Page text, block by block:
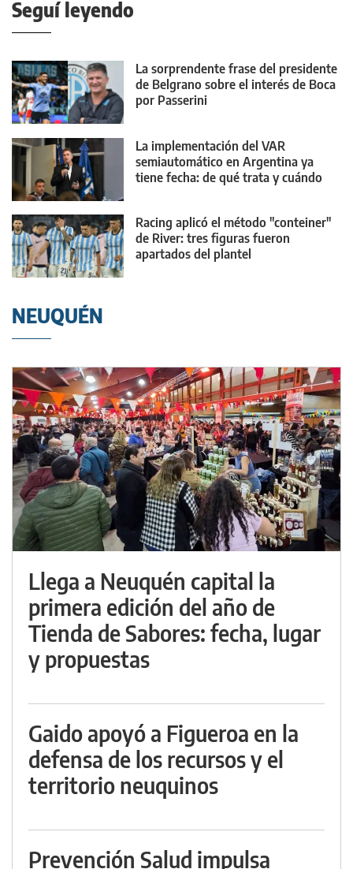
Seguí leyendo
La sorprendente frase del presidente
de Belgrano sobre el interés de Boca
por Passerini
La implementación del VAR
semiautomático en Argentina ya
tiene fecha: de qué trata y cuándo
Racing aplicó el método "conteiner"
de River: tres figuras fueron
apartados del plantel
NEUQUÉN
Llega a Neuquén capital la
primera edición del año de
Tienda de Sabores: fecha, lugar
y propuestas
Gaido apoyó a Figueroa en la
defensa de los recursos y el
territorio neuquinos
Prevención Salud impulsa